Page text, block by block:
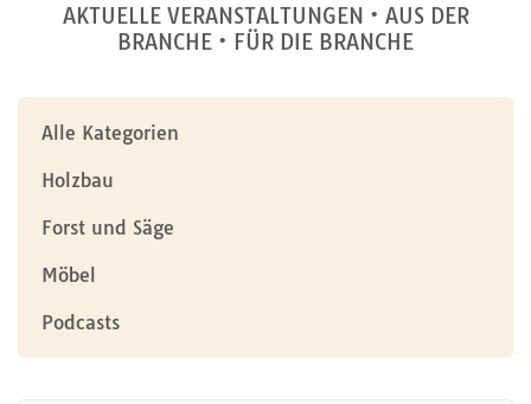
AKTUELLE VERANSTALTUNGEN • AUS DER
BRANCHE • FÜR DIE BRANCHE
Alle Kategorien
Holzbau
Forst und Säge
Möbel
Podcasts